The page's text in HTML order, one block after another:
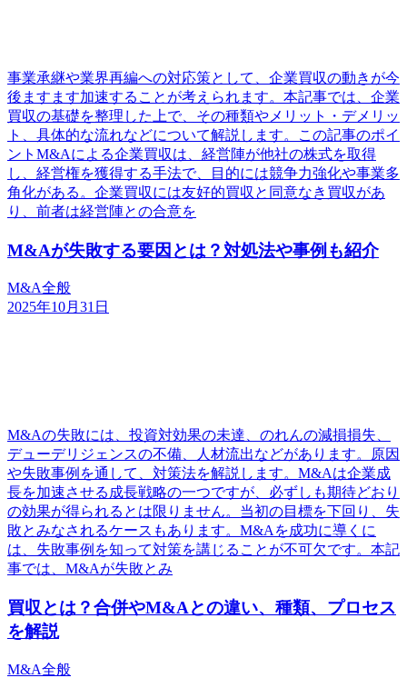
事業承継や業界再編への対応策として、企業買収の動きが今
後ますます加速することが考えられます。本記事では、企業
買収の基礎を整理した上で、その種類やメリット・デメリッ
ト、具体的な流れなどについて解説します。この記事のポイ
ントM&Aによる企業買収は、経営陣が他社の株式を取得
し、経営権を獲得する手法で、目的には競争力強化や事業多
角化がある。企業買収には友好的買収と同意なき買収があ
り、前者は経営陣との合意を
M&Aが失敗する要因とは？対処法や事例も紹介
M&A全般
2025年10月31日
M&Aの失敗には、投資対効果の未達、のれんの減損損失、
デューデリジェンスの不備、人材流出などがあります。原因
や失敗事例を通して、対策法を解説します。M&Aは企業成
長を加速させる成長戦略の一つですが、必ずしも期待どおり
の効果が得られるとは限りません。当初の目標を下回り、失
敗とみなされるケースもあります。M&Aを成功に導くに
は、失敗事例を知って対策を講じることが不可欠です。本記
事では、M&Aが失敗とみ
買収とは？合併やM&Aとの違い、種類、プロセス
を解説
M&A全般